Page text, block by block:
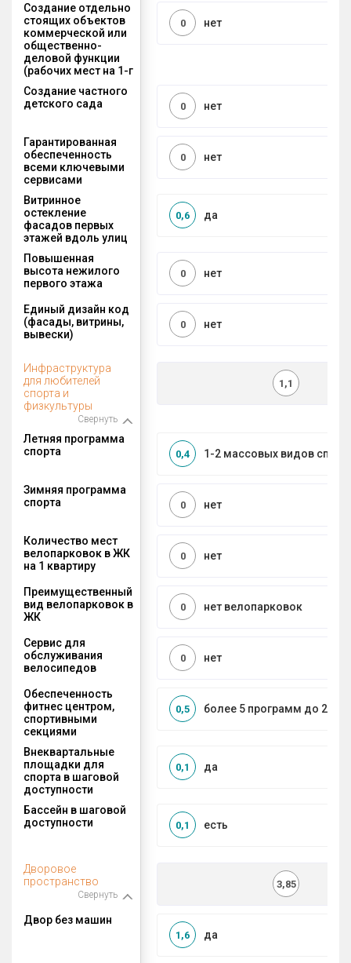
Создание отдельно
стоящих объектов
коммерческой или
общественно-
деловой функции
(рабочих мест на 1-г
нет
0
Создание частного
детского сада
нет
0
Гарантированная
обеспеченность
всеми ключевыми
сервисами
нет
0
Витринное
остекление
фасадов первых
этажей вдоль улиц
да
0,6
Повышенная
высота нежилого
первого этажа
нет
0
Единый дизайн код
(фасады, витрины,
вывески)
нет
0
Инфраструктура
для любителей
спорта и
физкультуры
Свернуть
1,1
Летняя программа
спорта
1-2 массовых видов
0,4
Зимняя программа
спорта
нет
0
Количество мест
велопарковок в ЖК
на 1 квартиру
нет
0
Преимущественный
вид велопарковок в
ЖК
нет велопарковок
0
Сервис для
обслуживания
велосипедов
нет
0
Обеспеченность
фитнес центром,
спортивными
секциями
более 5 программ до 2 км
0,5
Внеквартальные
площадки для
спорта в шаговой
доступности
да
0,1
Бассейн в шаговой
доступности
есть
0,1
Дворовое
пространство
Свернуть
3,85
Двор без машин
да
1,6